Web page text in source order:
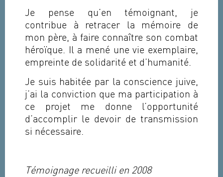
Je pense qu’en témoignant, je
contribue à retracer la mémoire de
mon père, à faire connaître son combat
héroïque. Il a mené une vie exemplaire,
empreinte de solidarité et d’humanité.
Je suis habitée par la conscience juive,
j’ai la conviction que ma participation à
ce projet me donne l’opportunité
d’accomplir le devoir de transmission
si nécessaire.
Témoignage recueilli en 2008